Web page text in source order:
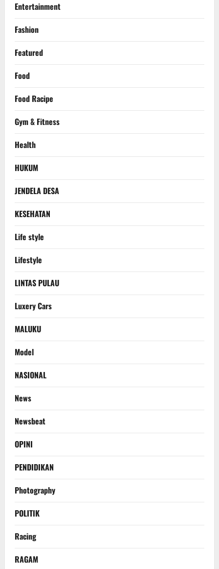
Entertainment
Fashion
Featured
Food
Food Racipe
Gym & Fitness
Health
HUKUM
JENDELA DESA
KESEHATAN
Life style
Lifestyle
LINTAS PULAU
Luxery Cars
MALUKU
Model
NASIONAL
News
Newsbeat
OPINI
PENDIDIKAN
Photography
POLITIK
Racing
RAGAM